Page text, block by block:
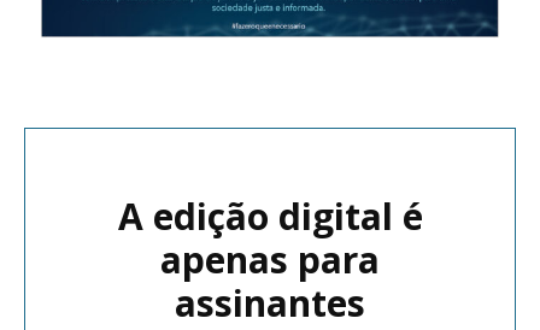
A edição digital é
apenas para
assinantes